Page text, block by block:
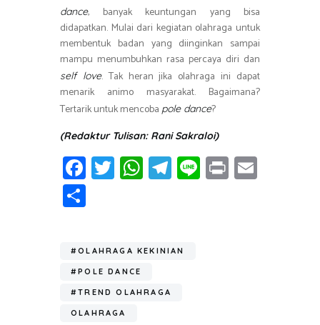
dance, banyak keuntungan yang bisa
didapatkan. Mulai dari kegiatan olahraga untuk
membentuk badan yang diinginkan sampai
mampu menumbuhkan rasa percaya diri dan
self love. Tak heran jika olahraga ini dapat
menarik animo masyarakat. Bagaimana?
Tertarik untuk mencoba pole dance?
(Redaktur Tulisan: Rani Sakraloi)
Fa
ce
ok
T
wi
W
h
A
p
p
T
el
a
Li
n
Pr
in
ar
e
#OLAHRAGA KEKINIAN
#POLE DANCE
#TREND OLAHRAGA
OLAHRAGA